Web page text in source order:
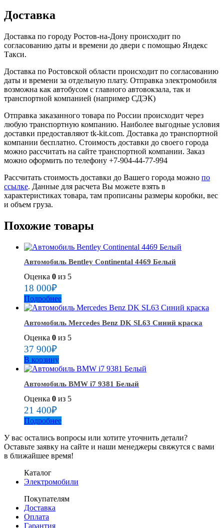
Доставка
Доставка по городу Ростов-на-Дону происходит по
согласованию даты и времени до двери с помощью Яндекс
Такси.
Доставка по Ростовской области происходит по согласованию
даты и времени за отдельную плату. Отправка электромобиля
возможна как автобусом с главного автовокзала, так и
транспортной компанией (например СДЭК)
Отправка заказанного товара по России происходит через
любую транспортную компанию. Наиболее выгодные условия
доставки предоставляют tk-kit.com. Доставка до транспортной
компании бесплатно. Стоимость доставки до своего города
можно рассчитать на сайте транспортной компании. Заказ
можно оформить по телефону +7-904-44-77-994
Рассчитать стоимость доставки до Вашего города можно по
ссылке. Данные для расчета Вы можете взять в
характеристиках товара, там прописаны размеры коробки, вес
и объем груза.
Похожие товары
Автомобиль Bentley Continental 4469 Белый
Оценка 0 из 5
18 000₽
Подробнее
Автомобиль Mercedes Benz DK SL63 Синий краска
Оценка 0 из 5
37 900₽
В корзину
Автомобиль BMW i7 9381 Белый
Оценка 0 из 5
21 400₽
Подробнее
У вас остались вопросы или хотите уточнить детали?
Оставьте заявку на сайте и наши менеджеры свяжутся с вами
в ближайшее время!
Каталог
Электромобили
Покупателям
Доставка
Оплата
Гарантия